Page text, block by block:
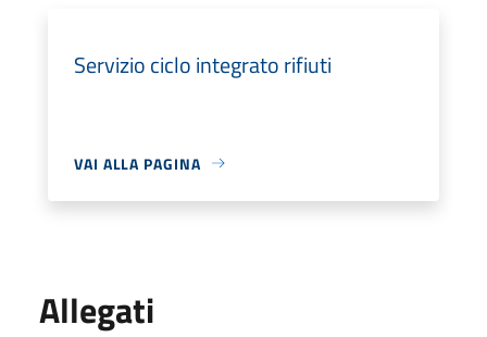
Servizio ciclo integrato rifiuti
VAI ALLA PAGINA
Allegati